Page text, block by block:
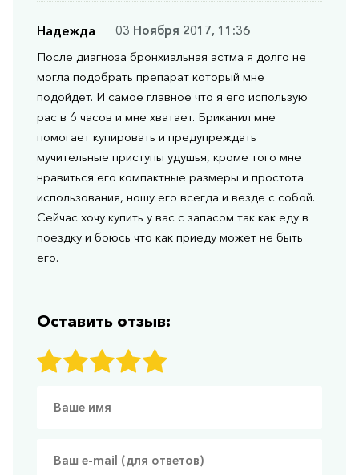
Надежда
03 Ноября 2017, 11:36
После диагноза бронхиальная астма я долго не
могла подобрать препарат который мне
подойдет. И самое главное что я его использую
рас в 6 часов и мне хватает. Бриканил мне
помогает купировать и предупреждать
мучительные приступы удушья, кроме того мне
нравиться его компактные размеры и простота
использования, ношу его всегда и везде с собой.
Сейчас хочу купить у вас с запасом так как еду в
поездку и боюсь что как приеду может не быть
его.
Оставить отзыв: